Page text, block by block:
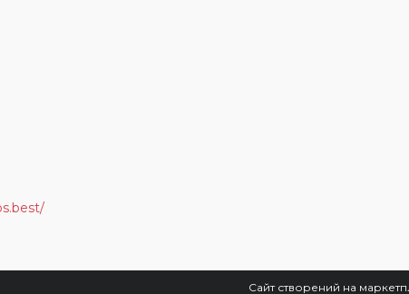
Сайт створений на